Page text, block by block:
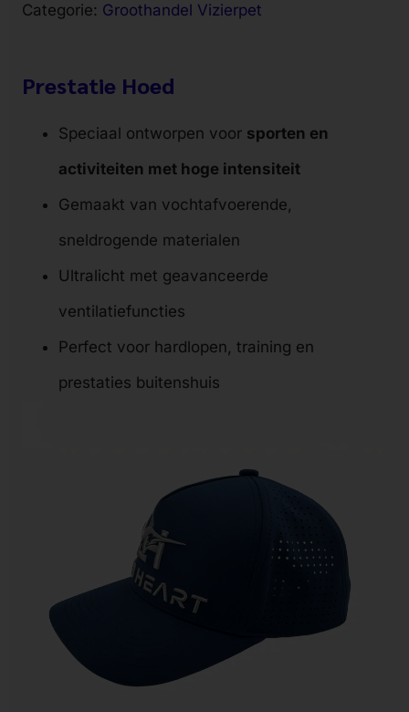
Categorie: Groothandel Vizierpet
Prestatie Hoed
Speciaal ontworpen voor sporten en
activiteiten met hoge intensiteit
Gemaakt van vochtafvoerende,
sneldrogende materialen
Ultralicht met geavanceerde
ventilatiefuncties
Perfect voor hardlopen, training en
prestaties buitenshuis